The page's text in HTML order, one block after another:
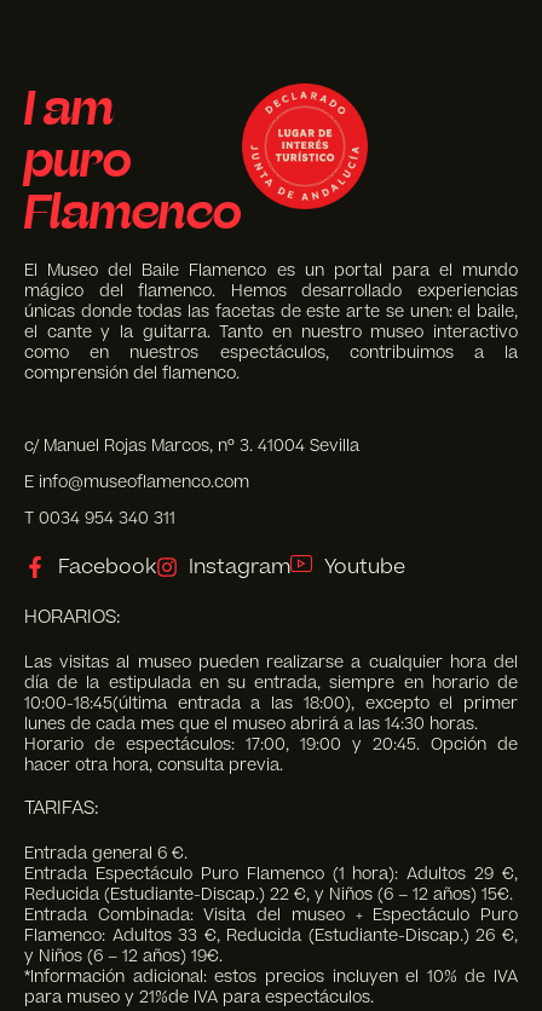
I am
puro
Flamenco
El Museo del Baile Flamenco es un portal para el mundo
mágico del flamenco. Hemos desarrollado experiencias
únicas donde todas las facetas de este arte se unen: el baile,
el cante y la guitarra. Tanto en nuestro museo interactivo
como en nuestros espectáculos, contribuimos a la
comprensión del flamenco.
c/ Manuel Rojas Marcos, nº 3. 41004 Sevilla
E info@museoflamenco.com
T 0034 954 340 311
Facebook Instagram Youtube
HORARIOS:
Las visitas al museo pueden realizarse a cualquier hora del
día de la estipulada en su entrada, siempre en horario de
10:00-18:45(última entrada a las 18:00), excepto el primer
lunes de cada mes que el museo abrirá a las 14:30 horas.
Horario de espectáculos: 17:00, 19:00 y 20:45. Opción de
hacer otra hora, consulta previa.
TARIFAS:
Entrada general 6 €.
Entrada Espectáculo Puro Flamenco (1 hora): Adultos 29 €,
Reducida (Estudiante-Discap.) 22 €, y Niños (6 – 12 años) 15€.
Entrada Combinada: Visita del museo + Espectáculo Puro
Flamenco: Adultos 33 €, Reducida (Estudiante-Discap.) 26 €,
y Niños (6 – 12 años) 19€.
*Información adicional: estos precios incluyen el 10% de IVA
para museo y 21%de IVA para espectáculos.